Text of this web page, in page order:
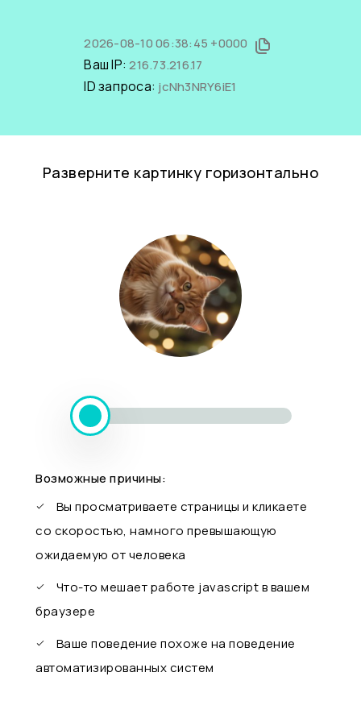
2026-08-10 06:38:45 +0000
Ваш IP:216.73.216.17
ID запроса: jcNh3NRY6iE1
Разверните картинку горизонтально
Возможные причины:
Вы просматриваете страницы и кликаете
со скоростью, намного превышающую
ожидаемую от человека
Что-то мешает работе javascript в вашем
браузере
Ваше поведение похоже на поведение
автоматизированных систем